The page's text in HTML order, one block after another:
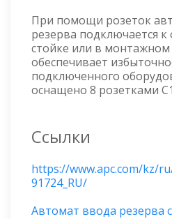
При помощи розеток
резерва подключается
стойке или в
обеспечивает
подключенного
оснащено 8 розетками
Ссылки
https://www.apc.com/kz/
91724_RU/
Автомат ввода резерва